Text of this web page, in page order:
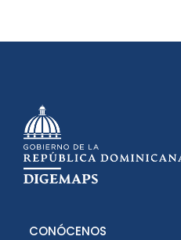
CONÓCENOS